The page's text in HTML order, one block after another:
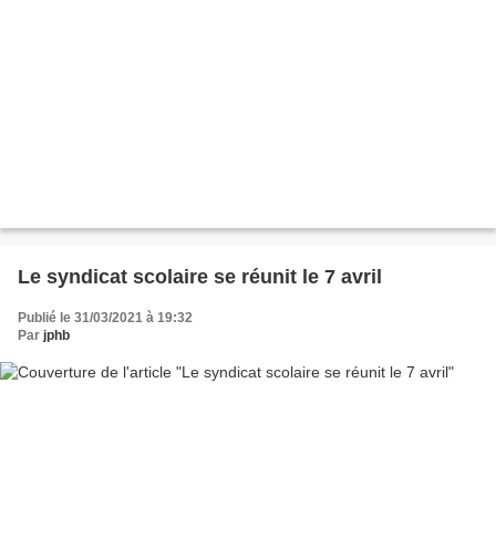
Le syndicat scolaire se réunit le 7 avril
Publié le 31/03/2021 à 19:32
Par jphb